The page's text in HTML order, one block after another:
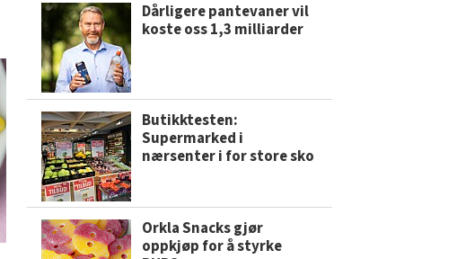
Dårligere pantevaner vil
koste oss 1,3 milliarder
Butikktesten:
Supermarked i
nærsenter i for store sko
Orkla Snacks gjør
oppkjøp for å styrke